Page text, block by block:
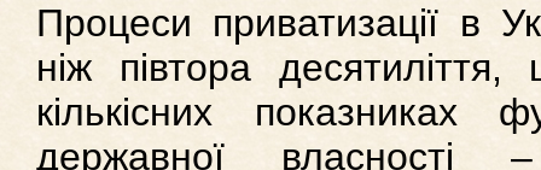
Процеси приватизації в
ніж півтора
кількісних показниках
державної власності